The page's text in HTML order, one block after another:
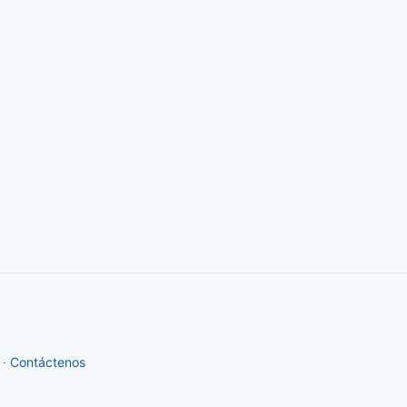
Contáctenos